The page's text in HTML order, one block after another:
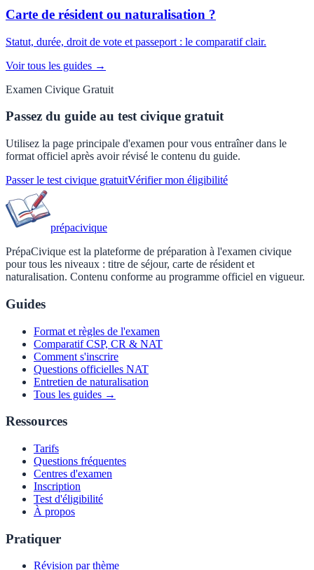
Carte de résident ou naturalisation ?
Statut, durée, droit de vote et passeport : le comparatif clair.
Voir tous les guides →
Examen Civique Gratuit
Passez du guide au test civique gratuit
Utilisez la page principale d'examen pour vous entraîner dans le
format officiel après avoir révisé le contenu du guide.
Passer le test civique gratuitVérifier mon éligibilité
prépacivique
PrépaCivique est la plateforme de préparation à l'examen civique
pour tous les niveaux : titre de séjour, carte de résident et
naturalisation. Contenu conforme au programme officiel en vigueur.
Guides
Format et règles de l'examen
Comparatif CSP, CR & NAT
Comment s'inscrire
Questions officielles NAT
Entretien de naturalisation
Tous les guides →
Ressources
Tarifs
Questions fréquentes
Centres d'examen
Inscription
Test d'éligibilité
À propos
Pratiquer
Révision par thème